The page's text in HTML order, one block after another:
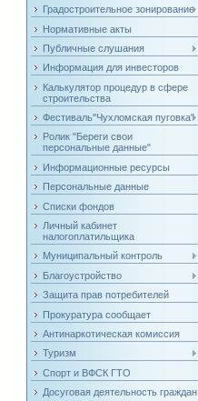
Градостроительное зонирование
Нормативные акты
Публичные слушания
Информация для инвесторов
Калькулятор процедур в сфере
строительства
Фестиваль"Чухломская пуговка"
Ролик "Береги свои
персональные данные"
Информационные ресурсы
Персональные данные
Списки фондов
Личный кабинет
налогоплатильщика
Муниципальный контроль
Благоустройство
Защита прав потребителей
Прокуратура сообщает
Антинаркотическая комиссия
Туризм
Спорт и ВФСК ГТО
Досуговая деятельность граждан